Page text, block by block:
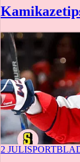
Vegas Golden
2 JULI